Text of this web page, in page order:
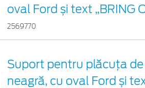
oval Ford și text „BRING
2569770
Suport pentru plăcuța
neagră, cu oval Ford și